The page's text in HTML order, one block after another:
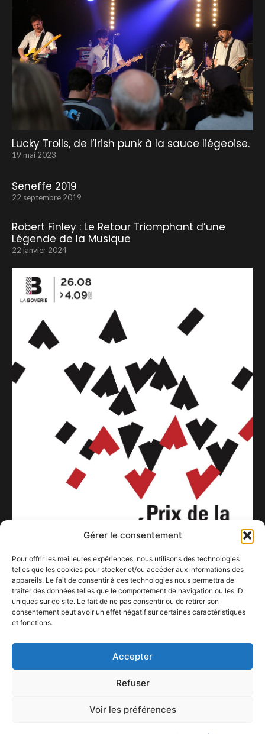
Gérer le consentement
Pour offrir les meilleures expériences, nous utilisons des technologies
telles que les cookies pour stocker et/ou accéder aux informations des
appareils. Le fait de consentir à ces technologies nous permettra de
traiter des données telles que le comportement de navigation ou les ID
uniques sur ce site. Le fait de ne pas consentir ou de retirer son
consentement peut avoir un effet négatif sur certaines caractéristiques
et fonctions.
Accepter
Refuser
Voir les préférences
Lucky Trolls, de l’Irish punk à la sauce liégeoise.
19 mai 2023
Seneffe 2019
22 septembre 2019
Robert Finley : Le Retour Triomphant d’une
Légende de la Musique
22 janvier 2024
« EN PISTE ! » « PRIX DE LA CRÉATION DE LA VILLE DE
19 août 2022